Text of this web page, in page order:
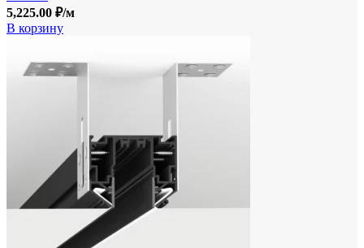
5,225.00 ₽/м
В корзину